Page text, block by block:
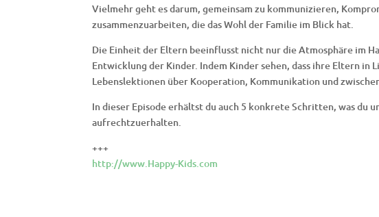
Vielmehr geht es darum, gemeinsam zu kommunizieren,
zusammenzuarbeiten, die das Wohl der Familie im Blick hat.
Die Einheit der Eltern beeinflusst nicht nur die Atmosphäre im
Entwicklung der Kinder. Indem Kinder sehen, dass ihre Eltern
Lebenslektionen über Kooperation, Kommunikation und
In dieser Episode erhältst du auch 5 konkrete Schritten, was du
aufrechtzuerhalten.
+++
http://www.Happy-Kids.com